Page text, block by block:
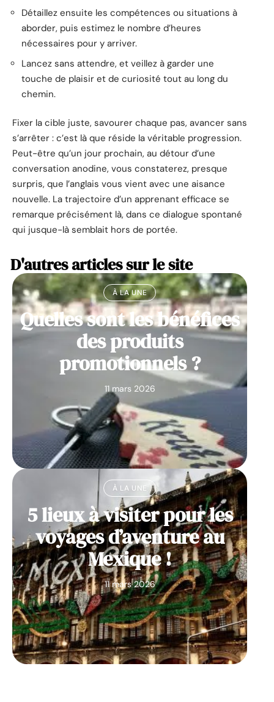
Détaillez ensuite les compétences ou situations à
aborder, puis estimez le nombre d’heures
nécessaires pour y arriver.
Lancez sans attendre, et veillez à garder une
touche de plaisir et de curiosité tout au long du
chemin.
Fixer la cible juste, savourer chaque pas, avancer sans
s’arrêter : c’est là que réside la véritable progression.
Peut-être qu’un jour prochain, au détour d’une
conversation anodine, vous constaterez, presque
surpris, que l’anglais vous vient avec une aisance
nouvelle. La trajectoire d’un apprenant efficace se
remarque précisément là, dans ce dialogue spontané
qui jusque-là semblait hors de portée.
D'autres articles sur le site
À LA UNE
Quelles sont les bénéfices
des produits
promotionnels ?
11 mars 2026
À LA UNE
5 lieux à visiter pour les
voyages d’aventure au
Mexique !
11 mars 2026